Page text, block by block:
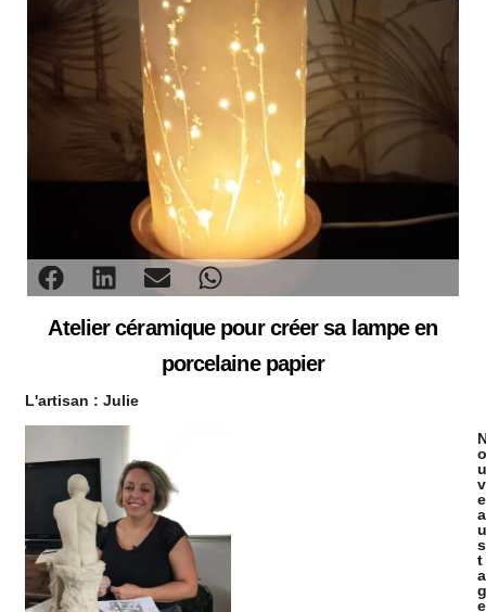
Atelier céramique pour créer sa lampe en
porcelaine papier
L'artisan : Julie
o
u
v
e
a
u
s
t
a
g
e